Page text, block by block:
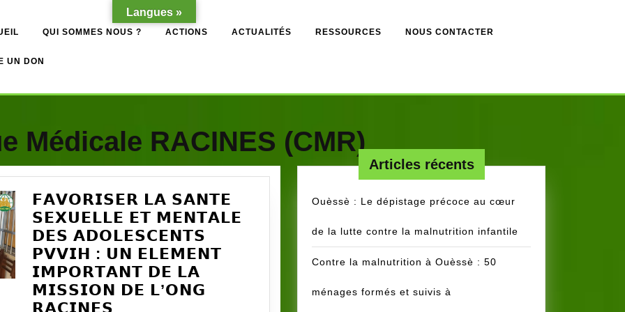
QUI SOMMES NOUS ? ACTIONS ACTUALITÉS RESSOURCES NOUS CONTACTER
UN DON
Médicale RACINES (CMR)
𝗙𝗔𝗩𝗢𝗥𝗜𝗦𝗘𝗥 𝗟𝗔 𝗦𝗔𝗡𝗧𝗘
𝗦𝗘𝗫𝗨𝗘𝗟𝗟𝗘 𝗘𝗧 𝗠𝗘𝗡𝗧𝗔𝗟𝗘
𝗗𝗘𝗦 𝗔𝗗𝗢𝗟𝗘𝗦𝗖𝗘𝗡𝗧𝗦
𝗣𝗩𝗩𝗜𝗛 : 𝗨𝗡 𝗘𝗟𝗘𝗠𝗘𝗡𝗧
𝗜𝗠𝗣𝗢𝗥𝗧𝗔𝗡𝗧 𝗗𝗘 𝗟𝗔
𝗠𝗜𝗦𝗦𝗜𝗢𝗡 𝗗𝗘 𝗟’𝗢𝗡𝗚
𝗥𝗔𝗖𝗜𝗡𝗘𝗦
Articles récents
Ouèssè : Le dépistage précoce au cœur
de la lutte contre la malnutrition infantile
Contre la malnutrition à Ouèssè : 50
ménages formés et suivis à
Langues »